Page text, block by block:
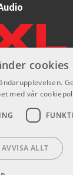
cookies
med vår
AVVISA ALLT